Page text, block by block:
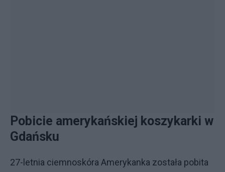
Pobicie amerykańskiej koszykarki w
Gdańsku
27-letnia ciemnoskóra Amerykanka została pobita